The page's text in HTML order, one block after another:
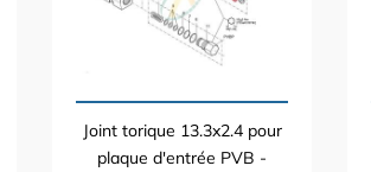
Joint torique 13.3x2.4 pour
plaque d'entrée PVB -